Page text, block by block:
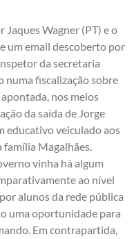
Wagner (PT) e o
um email descoberto por
da secretaria
numa fiscalização sobre
nos meios
da saída de Jorge
educativo veiculado aos
família Magalhães.
vinha há algum
ao nível
alunos da rede pública
uma oportunidade para
Em contrapartida,